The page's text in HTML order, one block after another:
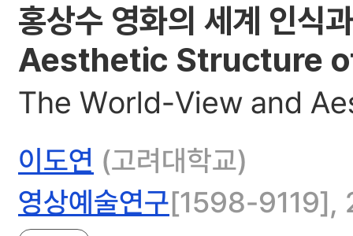
홍상수 영화의 세계 인
Aesthetic Structure
The World-View and
이도연 (고려대학교)
영상예술연구[1598-9119],